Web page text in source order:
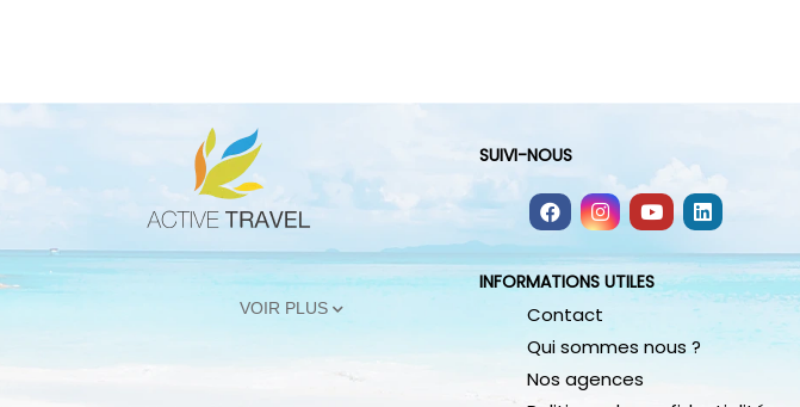
VOIR PLUS
SUIVI-NOUS
INFORMATIONS UTILES
Contact
Qui sommes nous ?
Nos agences